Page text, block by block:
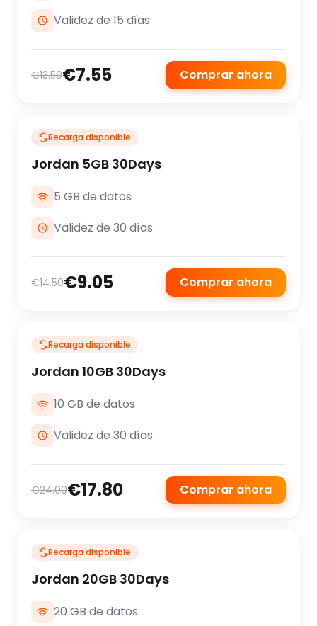
Validez de 15 días
€13.50€7.55 Comprar ahora
Recarga disponible
Jordan 5GB 30Days
5 GB de datos
Validez de 30 días
€14.50€9.05 Comprar ahora
Recarga disponible
Jordan 10GB 30Days
10 GB de datos
Validez de 30 días
€24.00€17.80 Comprar ahora
Recarga disponible
Jordan 20GB 30Days
20 GB de datos